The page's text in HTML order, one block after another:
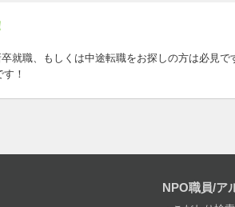
就職、もしくは中途転職をお探しの方は必見
！
NPO職員/ア